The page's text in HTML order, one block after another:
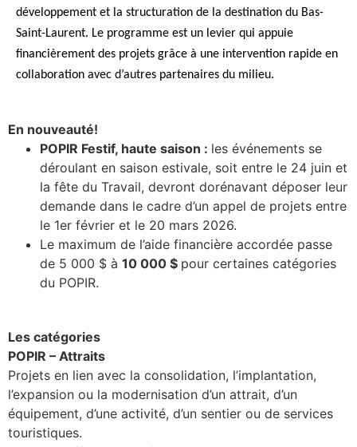
développement et la structuration de la destination du Bas-
Saint-Laurent. Le programme est un levier qui appuie
financièrement des projets grâce à une intervention rapide en
collaboration avec d’autres partenaires du milieu.
En nouveauté!
POPIR Festif, haute saison : les événements se
déroulant en saison estivale, soit entre le 24 juin et
la fête du Travail, devront dorénavant déposer leur
demande dans le cadre d’un appel de projets entre
le 1er février et le 20 mars 2026.
Le maximum de l’aide financière accordée passe
de 5 000 $ à 10 000 $ pour certaines catégories
du POPIR.
Les catégories
POPIR – Attraits
Projets en lien avec la consolidation, l’implantation,
l’expansion ou la modernisation d’un attrait, d’un
équipement, d’une activité, d’un sentier ou de services
touristiques.